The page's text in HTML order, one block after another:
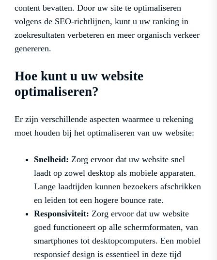
content bevatten. Door uw site te optimaliseren
volgens de SEO-richtlijnen, kunt u uw ranking in
zoekresultaten verbeteren en meer organisch verkeer
genereren.
Hoe kunt u uw website
optimaliseren?
Er zijn verschillende aspecten waarmee u rekening
moet houden bij het optimaliseren van uw website:
Snelheid: Zorg ervoor dat uw website snel
laadt op zowel desktop als mobiele apparaten.
Lange laadtijden kunnen bezoekers afschrikken
en leiden tot een hogere bounce rate.
Responsiviteit: Zorg ervoor dat uw website
goed functioneert op alle schermformaten, van
smartphones tot desktopcomputers. Een mobiel
responsief design is essentieel in deze tijd